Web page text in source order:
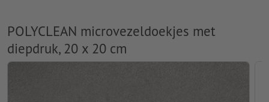
POLYCLEAN microvezeldoekjes met
diepdruk, 20 x 20 cm